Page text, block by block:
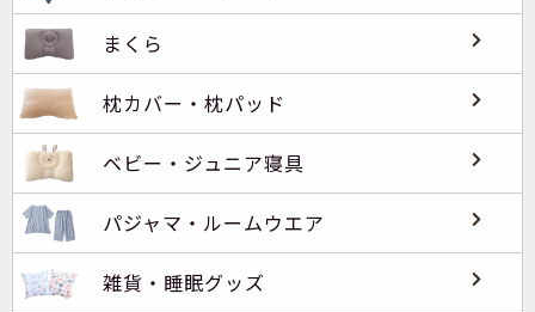
まくら
枕カバー・枕パッド
ベビー・ジュニア寝具
パジャマ・ルームウエア
雑貨・睡眠グッズ